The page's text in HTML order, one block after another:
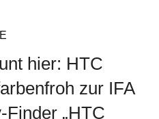
hier: HTC
zur IFA
„HTC